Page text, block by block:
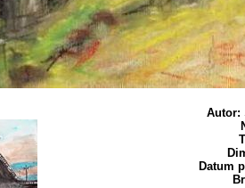
Autor:
Datum